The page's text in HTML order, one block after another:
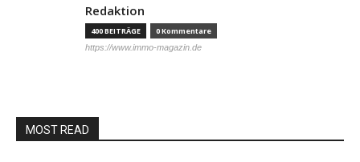
Redaktion
400 BEITRÄGE 0 Kommentare
https://www.immo-magazin.de
MOST READ